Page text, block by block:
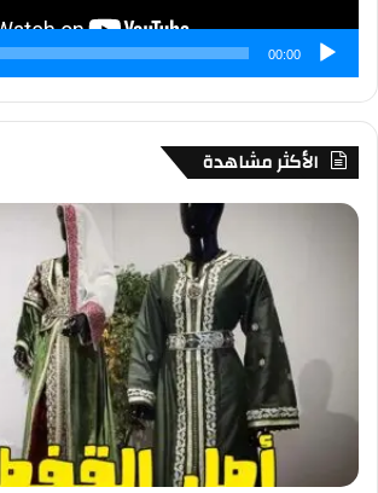
00:00
الأكثر مشاهدة